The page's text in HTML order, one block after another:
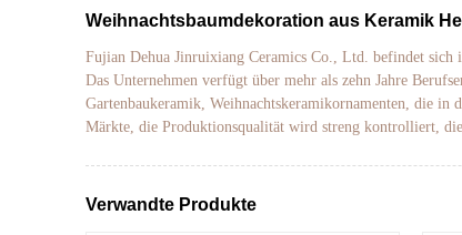
Weihnachtsbaumdekoration aus Keramik
Fujian Dehua Jinruixiang Ceramics Co., Ltd. befindet sich
Das Unternehmen verfügt über mehr als zehn Jahre
Gartenbaukeramik, Weihnachtskeramikornamenten, die in
Märkte, die Produktionsqualität wird streng kontrolliert,
Verwandte Produkte